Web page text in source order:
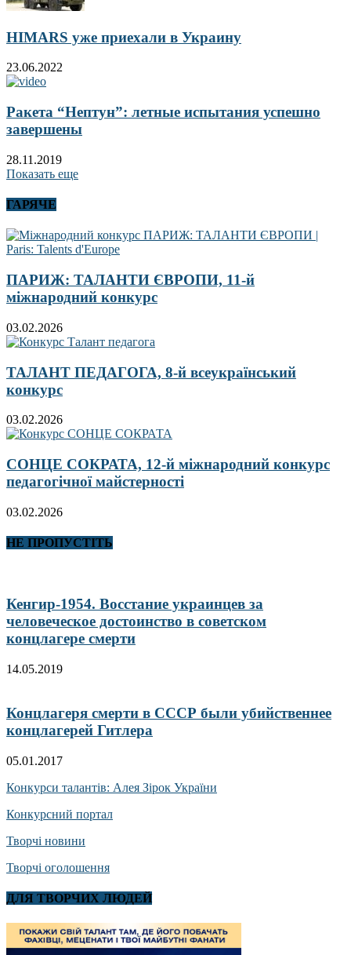
HIMARS уже приехали в Украину
23.06.2022
Ракета “Нептун”: летные испытания успешно
завершены
28.11.2019
Показать еще
ГАРЯЧЕ
ПАРИЖ: ТАЛАНТИ ЄВРОПИ, 11-й
міжнародний конкурс
03.02.2026
ТАЛАНТ ПЕДАГОГА, 8-й всеукраїнський
конкурс
03.02.2026
СОНЦЕ СОКРАТА, 12-й міжнародний конкурс
педагогічної майстерності
03.02.2026
НЕ ПРОПУСТІТЬ
Кенгир-1954. Восстание украинцев за
человеческое достоинство в советском
концлагере смерти
14.05.2019
Концлагеря смерти в СССР были убийственнее
концлагерей Гитлера
05.01.2017
Конкурси талантів: Алея Зірок України
Конкурсний портал
Творчі новини
Творчі оголошення
ДЛЯ ТВОРЧИХ ЛЮДЕЙ